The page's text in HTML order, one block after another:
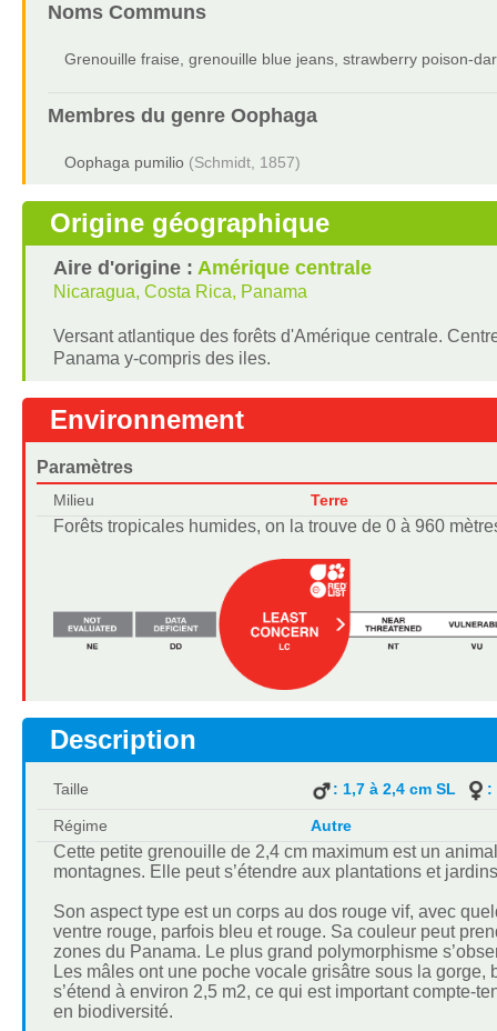
Noms Communs
Grenouille fraise, grenouille blue jeans, strawberry poison-
Membres du genre Oophaga
Oophaga pumilio (Schmidt, 1857)
Origine géographique
Aire d'origine : Amérique centrale
Nicaragua, Costa Rica, Panama
Versant atlantique des forêts d'Amérique centrale.
Panama y-compris des iles.
Environnement
Paramètres
Milieu Terre
Forêts tropicales humides, on la trouve de 0 à 960
Description
Taille : 1,7 à 2,4 cm SL :
Régime Autre
Cette petite grenouille de 2,4 cm maximum est un
montagnes. Elle peut s’étendre aux plantations et
Son aspect type est un corps au dos rouge vif, avec
ventre rouge, parfois bleu et rouge. Sa couleur peut
zones du Panama. Le plus grand polymorphisme
Les mâles ont une poche vocale grisâtre sous la
s’étend à environ 2,5 m2, ce qui est important compte-
en biodiversité.